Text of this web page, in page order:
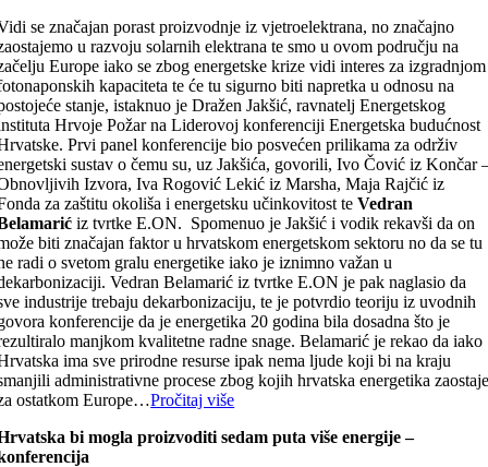
se značajan porast proizvodnje iz vjetroelektrana, no značajno
u razvoju solarnih elektrana te smo u ovom području na
Europe iako se zbog energetske krize vidi interes za izgradnjom
kapaciteta te će tu sigurno biti napretka u odnosu na
stanje, istaknuo je Dražen Jakšić, ravnatelj Energetskog
Hrvoje Požar na Liderovoj konferenciji Energetska budućnost
Prvi panel konferencije bio posvećen prilikama za održiv
sustav o čemu su, uz Jakšića, govorili, Ivo Čović iz Končar
Izvora, Iva Rogović Lekić iz Marsha, Maja Rajčić iz
za zaštitu okoliša i energetsku učinkovitost teVedran
iz tvrtke E.ON. Spomenuo je Jakšić i vodik rekavši da on
biti značajan faktor u hrvatskom energetskom sektoru no da se tu
radi o svetom gralu energetike iako je iznimno važan u
Vedran Belamarić iz tvrtke E.ON je pak naglasio da
industrije trebaju dekarbonizaciju, te je potvrdio teoriju iz uvodnih
konferencije da je energetika 20 godina bila dosadna što je
manjkom kvalitetne radne snage. Belamarić je rekao da iako
ima sve prirodne resurse ipak nema ljude koji bi na kraju
administrativne procese zbog kojih hrvatska energetika
ostatkom Europe…Pročitaj više
bi mogla proizvoditi sedam puta više energije –